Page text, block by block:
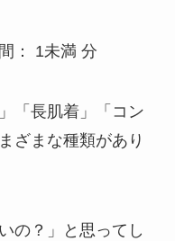
： 1未満 分
「長肌着」「コン
ざまな種類があり
の？」と思ってし